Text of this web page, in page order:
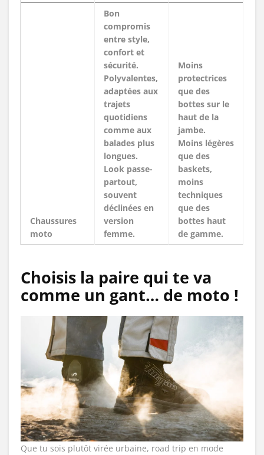
Chaussures
moto
Bon
compromis
entre style,
confort et
sécurité.
Polyvalentes,
adaptées aux
trajets
quotidiens
comme aux
balades plus
longues.
Look passe-
partout,
souvent
déclinées en
version
femme.
Moins
protectrices
que des
bottes sur le
haut de la
jambe.
Moins légères
que des
baskets,
moins
techniques
que des
bottes haut
de gamme.
Choisis la paire qui te va
comme un gant… de moto !
Que tu sois plutôt virée urbaine, road trip en mode